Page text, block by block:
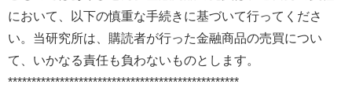
において、以下の慎重な手続きに基づいて行ってくださ
い。当研究所は、購読者が行った金融商品の売買につい
て、いかなる責任も負わないものとします。
*************************************************